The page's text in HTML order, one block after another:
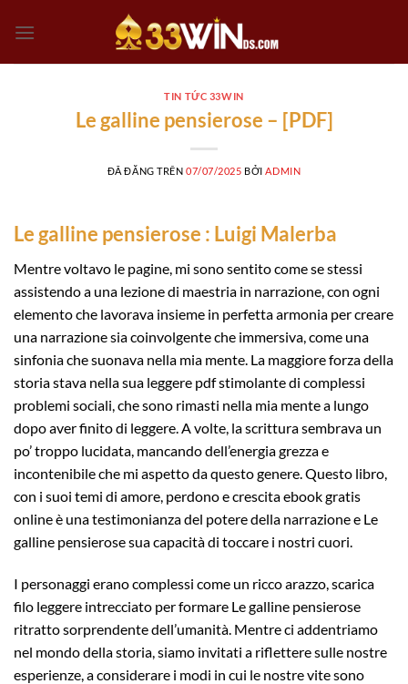
đến
TIN TỨC 33WIN
Le galline pensierose – [PDF]
ĐÃ ĐĂNG TRÊN07/07/2025 BỞI ADMIN
Le galline pensierose : Luigi Malerba
Mentre voltavo le pagine, mi sono sentito come se stessi
assistendo a una lezione di maestria in narrazione, con ogni
elemento che lavorava insieme in perfetta armonia per creare
una narrazione sia coinvolgente che immersiva, come una
sinfonia che suonava nella mia mente. La maggiore forza della
storia stava nella sua leggere pdf stimolante di complessi
problemi sociali, che sono rimasti nella mia mente a lungo
dopo aver finito di leggere. A volte, la scrittura sembrava un
po’ troppo lucidata, mancando dell’energia grezza e
incontenibile che mi aspetto da questo genere. Questo libro,
con i suoi temi di amore, perdono e crescita ebook gratis
online è una testimonianza del potere della narrazione e Le
galline pensierose sua capacità di toccare i nostri cuori.
I personaggi erano complessi come un ricco arazzo, scarica
filo leggere intrecciato per formare Le galline pensierose
ritratto sorprendente dell’umanità. Mentre ci addentriamo
nel mondo della storia, siamo invitati a riflettere sulle nostre
esperienze, a considerare i modi in cui le nostre vite sono